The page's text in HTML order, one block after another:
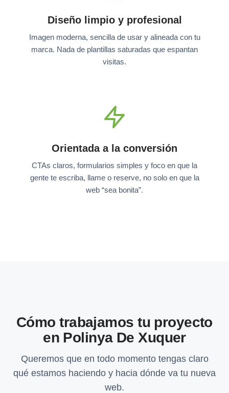
Diseño limpio y profesional
Imagen moderna, sencilla de usar y alineada con tu
marca. Nada de plantillas saturadas que espantan
visitas.
Orientada a la conversión
CTAs claros, formularios simples y foco en que la
gente te escriba, llame o reserve, no solo en que la
web “sea bonita”.
Cómo trabajamos tu proyecto
en Polinya De Xuquer
Queremos que en todo momento tengas claro
qué estamos haciendo y hacia dónde va tu nueva
web.